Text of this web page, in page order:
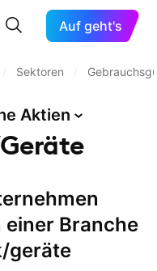
Auf geht's
Sektoren
Aktien
Branche
geräte